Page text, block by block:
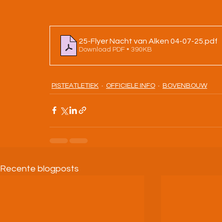
25-Flyer Nacht van Alken 04-07-25 .pdf
Download PDF • 390KB
PISTEATLETIEK OFFICIELE INFO BOVENBOUW
Recente blogposts